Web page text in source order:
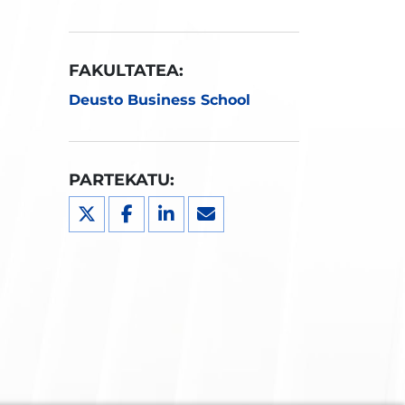
FAKULTATEA:
Deusto Business School
PARTEKATU: